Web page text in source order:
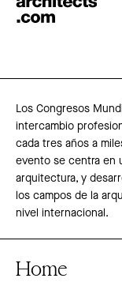
Los Congresos
intercambio
cada tres años a
evento se centra en
arquitectura, y
los campos de la
nivel internacional.
Home